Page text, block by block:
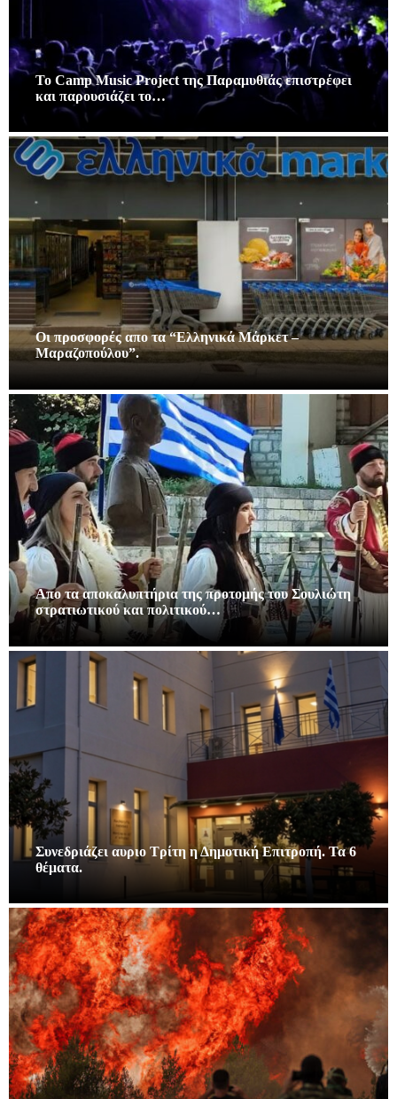
Το Camp Music Project της Παραμυθιάς επιστρέφει
και παρουσιάζει το…
Οι προσφορές απο τα “Ελληνικά Μάρκετ –
Μαραζοπούλου”.
Απο τα αποκαλυπτήρια της προτομής του Σουλιώτη
στρατιωτικού και πολιτικού…
Συνεδριάζει αυριο Τρίτη η Δημοτική Επιτροπή. Τα 6
θέματα.